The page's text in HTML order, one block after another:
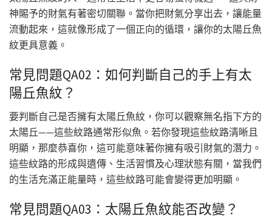
神賜予的財氣有著密切關聯。當你把財氣分享出去，讓能量
流動起來，這就像形成了一個正向的循環，讓你的太陽丘魚
紋更具意義。
常見問題QA02：如何判斷自己的手上有太
陽丘魚紋？
要判斷自己是否擁有太陽丘魚紋，你可以觀察無名指下方的
太陽丘——這些紋路通常形似魚。若你發現這些紋路清晰且
明顯，那麼恭喜你，這可能意味著你擁有吸引財氣的潛力。
這些紋路的形成與遺傳、生活習慣及心理狀態有關，當我們
的生活充滿正能量時，這些紋路可能會變得更加明顯。
常見問題QA03：太陽丘魚紋能否改變？